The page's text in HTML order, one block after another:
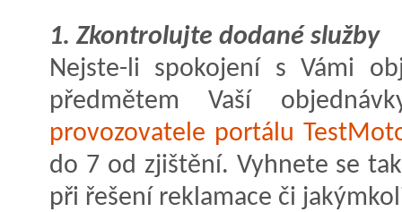
1. Zkontrolujte dodané služby
Nejste-li spokojení s Vámi
předmětem Vaší
provozovatele portálu
do 7 od zjištění. Vyhnete se
při řešení reklamace či